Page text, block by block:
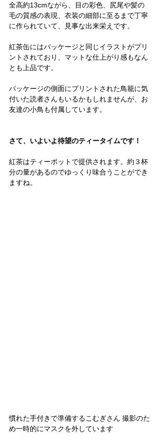
全高約13cmながら、目の彩色、尻尾や髪の
毛の質感の表現、衣装の細部に至るまで丁寧
に作られていて、見事な出来栄えです。
紅茶缶にはパッケージと同じイラストがプリ
ントされており、マットな仕上がり感もなん
とも上品です。
パッケージの側面にプリントされた鳥籠に気
付いた読者さんもいるかもしれませんが、お
友達の小鳥も付属しています。
さて、いよいよ待望のティータイムです！
紅茶はティーポットで提供されます。約３杯
分の量があるのでゆっくり味合うことができ
ますね。
慣れた手付きで準備するこむぎさん 撮影のた
め一時的にマスクを外しています